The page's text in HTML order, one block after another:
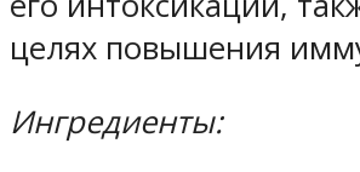
целях повышения
Ингредиенты: